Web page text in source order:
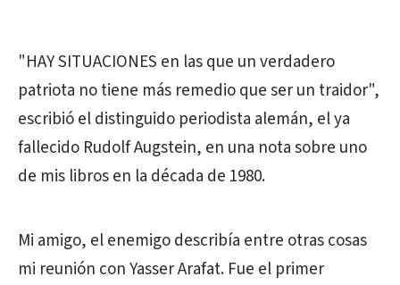
"HAY SITUACIONES en las que un verdadero
patriota no tiene más remedio que ser un traidor",
escribió el distinguido periodista alemán, el ya
fallecido Rudolf Augstein, en una nota sobre uno
de mis libros en la década de 1980.
Mi amigo, el enemigo describía entre otras cosas
mi reunión con Yasser Arafat. Fue el primer